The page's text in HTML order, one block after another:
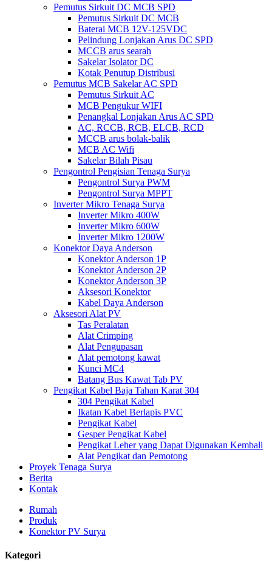
Pemutus Sirkuit DC MCB SPD
Pemutus Sirkuit DC MCB
Baterai MCB 12V-125VDC
Pelindung Lonjakan Arus DC SPD
MCCB arus searah
Sakelar Isolator DC
Kotak Penutup Distribusi
Pemutus MCB Sakelar AC SPD
Pemutus Sirkuit AC
MCB Pengukur WIFI
Penangkal Lonjakan Arus AC SPD
AC, RCCB, RCB, ELCB, RCD
MCCB arus bolak-balik
MCB AC Wifi
Sakelar Bilah Pisau
Pengontrol Pengisian Tenaga Surya
Pengontrol Surya PWM
Pengontrol Surya MPPT
Inverter Mikro Tenaga Surya
Inverter Mikro 400W
Inverter Mikro 600W
Inverter Mikro 1200W
Konektor Daya Anderson
Konektor Anderson 1P
Konektor Anderson 2P
Konektor Anderson 3P
Aksesori Konektor
Kabel Daya Anderson
Aksesori Alat PV
Tas Peralatan
Alat Crimping
Alat Pengupasan
Alat pemotong kawat
Kunci MC4
Batang Bus Kawat Tab PV
Pengikat Kabel Baja Tahan Karat 304
304 Pengikat Kabel
Ikatan Kabel Berlapis PVC
Pengikat Kabel
Gesper Pengikat Kabel
Pengikat Leher yang Dapat Digunakan Kembali
Alat Pengikat dan Pemotong
Proyek Tenaga Surya
Berita
Kontak
Rumah
Produk
Konektor PV Surya
Kategori